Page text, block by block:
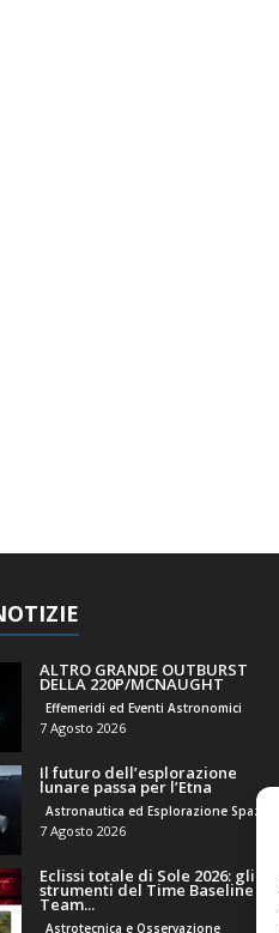
ALTRO GRANDE OUTBURST
DELLA 220P/MCNAUGHT
Effemeridi ed Eventi Astronomici
7 Agosto 2026
Il futuro dell’esplorazione
lunare passa per l’Etna
7 Agosto 2026
Eclissi totale di Sole 2026: gli
strumenti del Time Baseline
Team...
Astrotecnica e Osservazione